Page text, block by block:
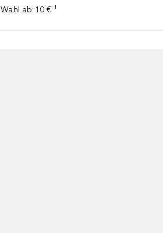
ab 10 € ¹